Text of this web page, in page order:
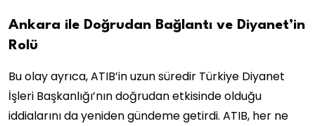
Ankara ile Doğrudan Bağlantı ve Diyanet’in
Rolü
Bu olay ayrıca, ATIB’in uzun süredir Türkiye Diyanet
İşleri Başkanlığı’nın doğrudan etkisinde olduğu
iddialarını da yeniden gündeme getirdi. ATIB, her ne